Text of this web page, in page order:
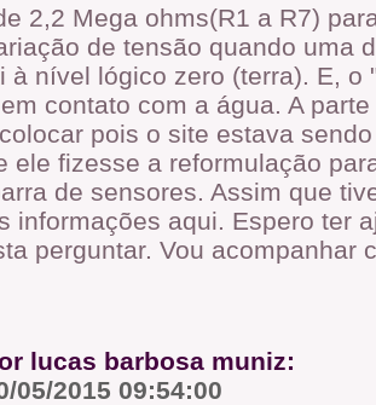
2,2 Mega ohms(R1 a R7)
de tensão quando uma
à nível lógico zero (terra). E, o
contato com a água. A
pois o site estava
ele fizesse a reformulação
de sensores. Assim que
informações aqui. Espero ter
perguntar. Vou acompanhar
lucas barbosa muniz:
05/2015 09:54:00